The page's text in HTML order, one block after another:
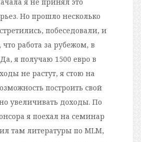
Но прошло несколько
побеседовали, и
работа за рубежом, в
я получаю 1500 евро в
не растут, я стою на
построить свой
увеличивать доходы. По
я поехал на семинар
там литературы по MLM,